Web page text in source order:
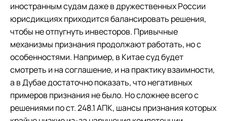
иностранным судам даже в дружественных России
юрисдикциях приходится балансировать решения,
чтобы не отпугнуть инвесторов. Привычные
механизмы признания продолжают работать, но с
особенностями. Например, в Китае суд будет
смотреть и на соглашение, и на практику взаимности,
а в Дубае достаточно показать, что негативных
примеров признания не было. Но сложнее всего с
решениями по ст. 248.1 АПК, шансы признания которых